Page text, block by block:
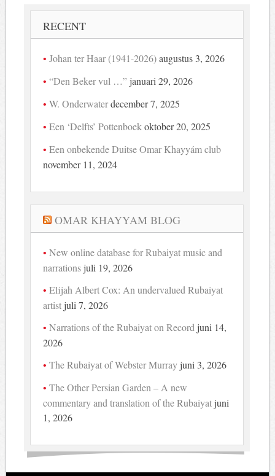
RECENT
Johan ter Haar (1941-2026) augustus 3, 2026
“Den Beker vul …” januari 29, 2026
W. Onderwaterdecember 7, 2025
Een ‘Delfts’ Pottenboek oktober 20, 2025
Een onbekende Duitse Omar Khayyám club
november 11, 2024
OMAR KHAYYAM BLOG
New online database for Rubaiyat music and
narrations juli 19, 2026
Elijah Albert Cox: An undervalued Rubaiyat
artist juli 7, 2026
Narrations of the Rubaiyat on Record juni 14,
2026
The Rubaiyat of Webster Murray juni 3, 2026
The Other Persian Garden – A new
commentary and translation of the Rubaiyat juni
1, 2026